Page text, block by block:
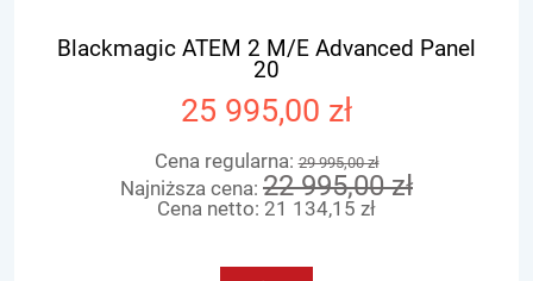
Blackmagic ATEM 2 M/E Advanced Panel
20
25 995,00 zł
Cena regularna:29 995,00 zł
Najniższa cena: 22 995,00 zł
Cena netto: 21 134,15 zł